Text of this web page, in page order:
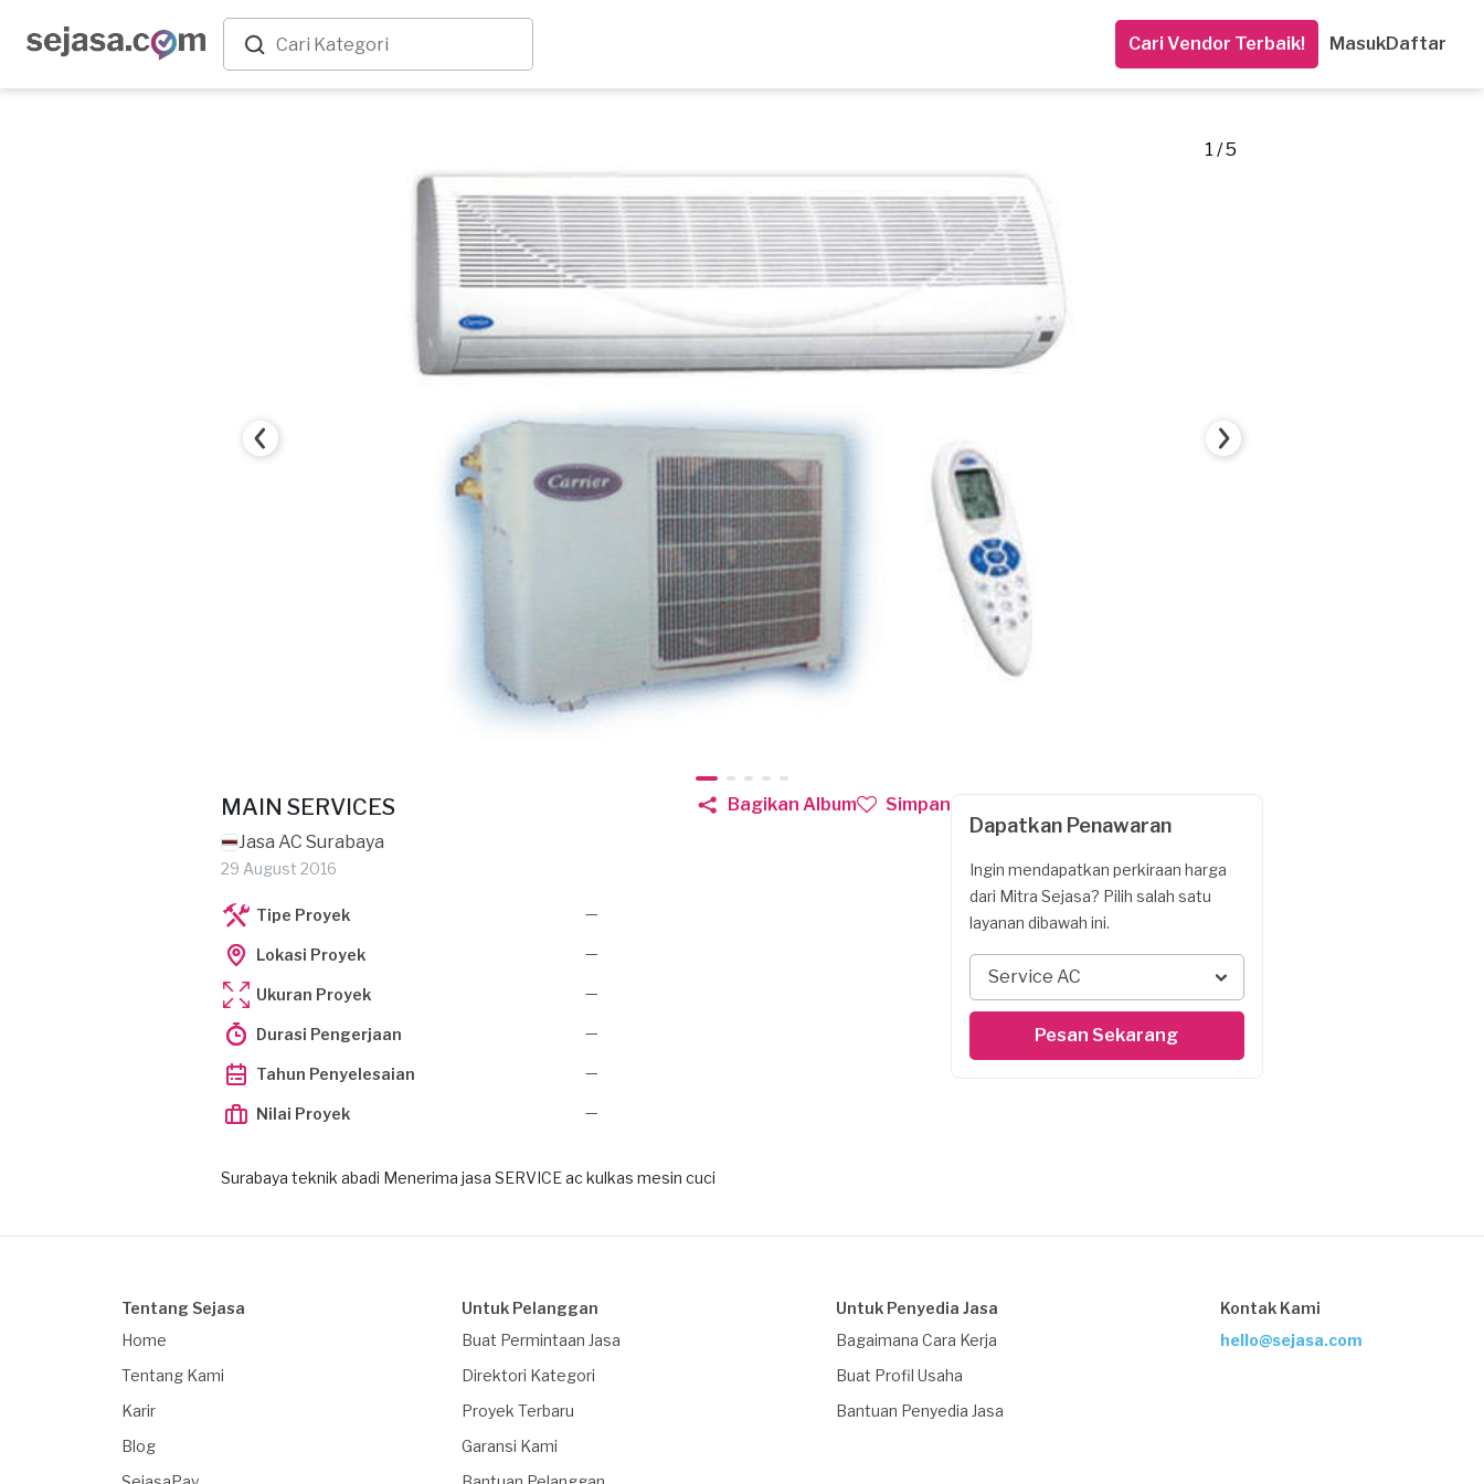
Cari Vendor Terbaik! MasukDaftar
1 / 5
MAIN SERVICES
Jasa AC Surabaya
29 August 2016
Bagikan Album Simpan
Tipe Proyek —
Lokasi Proyek —
Ukuran Proyek —
Durasi Pengerjaan —
Tahun Penyelesaian —
Nilai Proyek —
Surabaya teknik abadi Menerima jasa SERVICE ac kulkas mesin cuci
Dapatkan Penawaran
Ingin mendapatkan perkiraan harga
dari Mitra Sejasa? Pilih salah satu
layanan dibawah ini.
Service AC
Pesan Sekarang
Tentang Sejasa
Home
Tentang Kami
Karir
Blog
Untuk Pelanggan
Buat Permintaan Jasa
Direktori Kategori
Proyek Terbaru
Garansi Kami
Untuk Penyedia Jasa
Bagaimana Cara Kerja
Buat Profil Usaha
Bantuan Penyedia Jasa
Kontak Kami
hello@sejasa.com